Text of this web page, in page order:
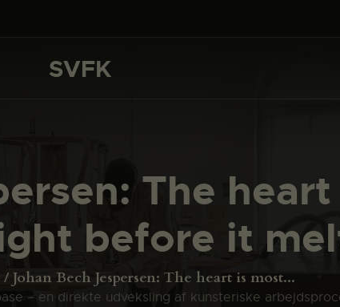
SVFK
The
before it
Johan Bech Jespersen: The heart is most...
– en direkte udveksling af kunsteriske
SVFK